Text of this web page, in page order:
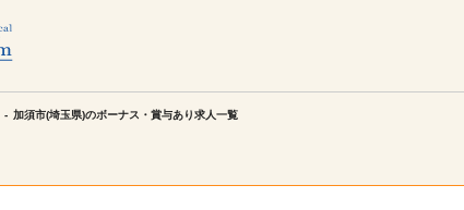
加須市(埼玉県)のボーナス・賞与あり求人一覧